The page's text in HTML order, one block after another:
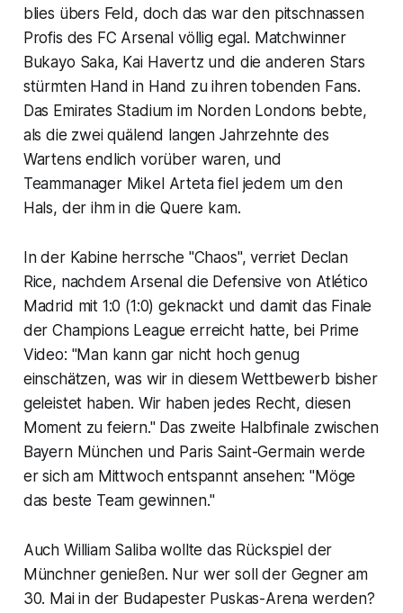
blies übers Feld, doch das war den pitschnassen
Profis des FC Arsenal völlig egal. Matchwinner
Bukayo Saka, Kai Havertz und die anderen Stars
stürmten Hand in Hand zu ihren tobenden Fans.
Das Emirates Stadium im Norden Londons bebte,
als die zwei quälend langen Jahrzehnte des
Wartens endlich vorüber waren, und
Teammanager Mikel Arteta fiel jedem um den
Hals, der ihm in die Quere kam.
In der Kabine herrsche "Chaos", verriet Declan
Rice, nachdem Arsenal die Defensive von Atlético
Madrid mit 1:0 (1:0) geknackt und damit das Finale
der Champions League erreicht hatte, bei Prime
Video: "Man kann gar nicht hoch genug
einschätzen, was wir in diesem Wettbewerb bisher
geleistet haben. Wir haben jedes Recht, diesen
Moment zu feiern." Das zweite Halbfinale zwischen
Bayern München und Paris Saint-Germain werde
er sich am Mittwoch entspannt ansehen: "Möge
das beste Team gewinnen."
Auch William Saliba wollte das Rückspiel der
Münchner genießen. Nur wer soll der Gegner am
30. Mai in der Budapester Puskas-Arena werden?